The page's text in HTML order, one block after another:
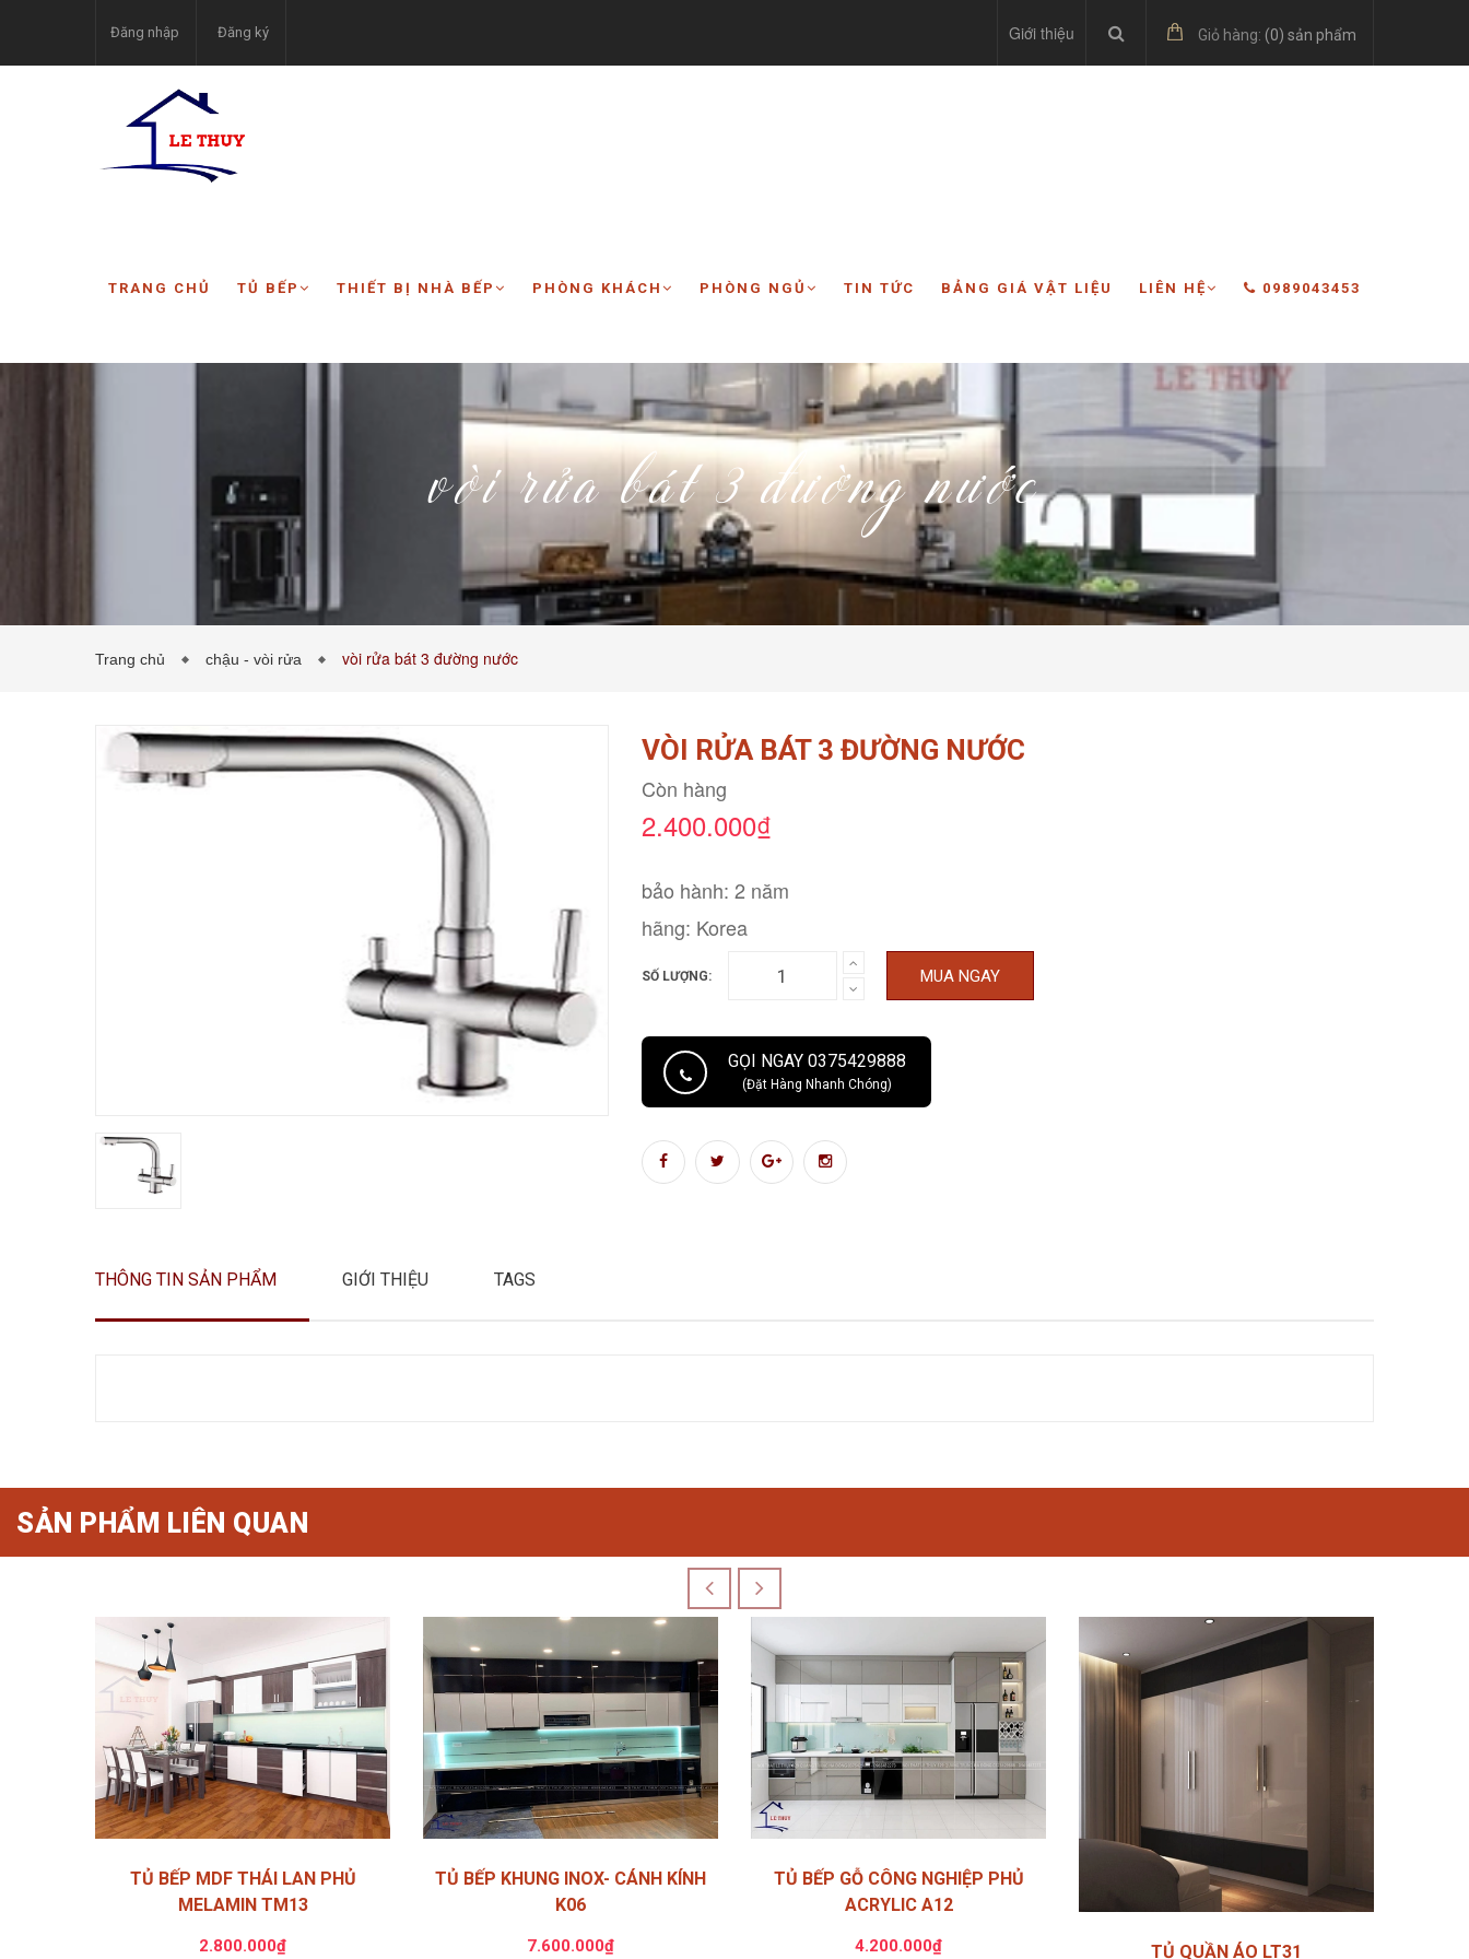
Đăng nhập Đăng ký Giới thiệu Giỏ hàng: (0) sản phẩm
TRANG CHỦ TỦ BẾP THIẾT BỊ NHÀ BẾP PHÒNG KHÁCH PHÒNG NGỦ TIN TỨC BẢNG GIÁ VẬT LIỆU LIÊN HỆ 0989043453
vòi rửa bát 3 đường nước
Trang chủ chậu - vòi rửa vòi rửa bát 3 đường nước
VÒI RỬA BÁT 3 ĐƯỜNG NƯỚC
Còn hàng
2.400.000₫
bảo hành: 2 năm
hãng: Korea
SỐ LƯỢNG: MUA NGAY
GỌI NGAY 0375429888
(Đặt Hàng Nhanh Chóng)
THÔNG TIN SẢN PHẨM GIỚI THIỆU TAGS
SẢN PHẨM LIÊN QUAN
TỦ BẾP MDF THÁI LAN PHỦ
MELAMIN TM13
2.800.000₫
TỦ BẾP KHUNG INOX- CÁNH KÍNH
K06
7.600.000₫
TỦ BẾP GỖ CÔNG NGHIỆP PHỦ
ACRYLIC A12
4.200.000₫ TỦ QUẦN ÁO LT31